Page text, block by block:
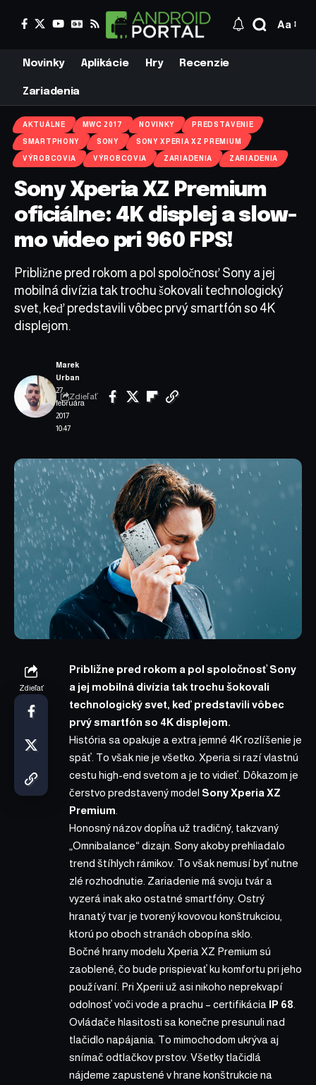
Aa
Novinky Aplikácie Hry Recenzie
Zariadenia
AKTUÁLNE MWC 2017 NOVINKY PREDSTAVENIE
SMARTPHONY SONY SONY XPERIA XZ PREMIUM
VÝROBCOVIA VÝROBCOVIA ZARIADENIA ZARIADENIA
Sony Xperia XZ Premium
oficiálne: 4K displej a slow-
mo video pri 960 FPS!
Približne pred rokom a pol spoločnosť Sony a jej
mobilná divízia tak trochu šokovali technologický
svet, keď predstavili vôbec prvý smartfón so 4K
displejom.
27.
februára
2017
10:47
Marek
Urban
Zdieľať
Zdieľať
Približne pred rokom a pol spoločnosť Sony
a jej mobilná divízia tak trochu šokovali
technologický svet, keď predstavili vôbec
prvý smartfón so 4K displejom.
História sa opakuje a extra jemné 4K rozlíšenie je
späť. To však nie je všetko. Xperia si razí vlastnú
cestu high-end svetom a je to vidieť. Dôkazom je
čerstvo predstavený model Sony Xperia XZ
Premium
Honosný názov dopĺňa už tradičný, takzvaný
„Omnibalance“ dizajn. Sony akoby prehliadalo
trend štíhlych rámikov. To však nemusí byť nutne
zlé rozhodnutie. Zariadenie má svoju tvár a
vyzerá inak ako ostatné smartfóny. Ostrý
hranatý tvar je tvorený kovovou konštrukciou,
ktorú po oboch stranách obopína sklo.
Bočné hrany modelu Xperia XZ Premium sú
zaoblené, čo bude prispievať ku komfortu pri jeho
používaní. Pri Xperii už asi nikoho neprekvapí
odolnosť voči vode a prachu – certifikácia IP 68
Ovládače hlasitosti sa konečne presunuli nad
tlačidlo napájania. To mimochodom ukrýva aj
snímač odtlačkov prstov. Všetky tlačidlá
nájdeme zapustené v hrane konštrukcie na